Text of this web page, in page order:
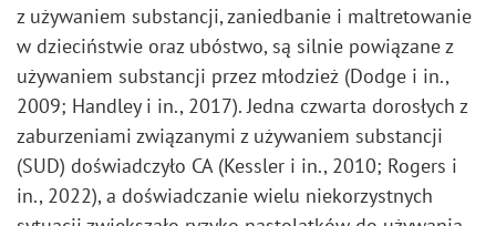
z używaniem substancji, zaniedbanie i maltretowanie
w dzieciństwie oraz ubóstwo, są silnie powiązane z
używaniem substancji przez młodzież (Dodge i in.,
2009; Handley i in., 2017). Jedna czwarta dorosłych z
zaburzeniami związanymi z używaniem substancji
(SUD) doświadczyło CA (Kessler i in., 2010; Rogers i
in., 2022), a doświadczanie wielu niekorzystnych